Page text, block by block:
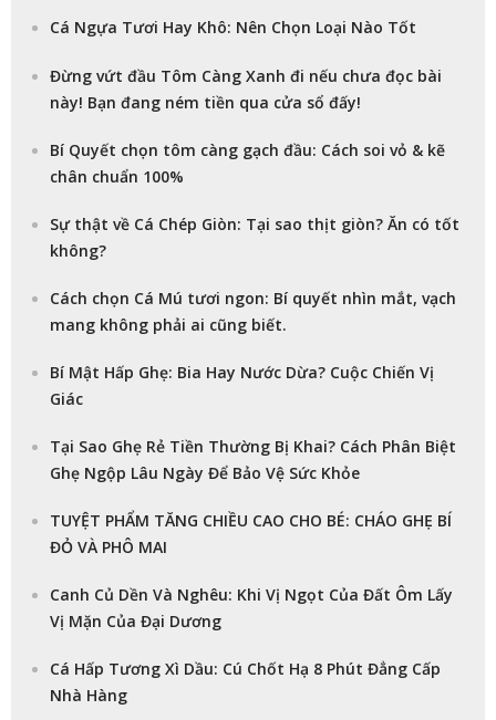
Cá Ngựa Tươi Hay Khô: Nên Chọn Loại Nào Tốt
Đừng vứt đầu Tôm Càng Xanh đi nếu chưa đọc bài
này! Bạn đang ném tiền qua cửa sổ đấy!
Bí Quyết chọn tôm càng gạch đầu: Cách soi vỏ & kẽ
chân chuẩn 100%
Sự thật về Cá Chép Giòn: Tại sao thịt giòn? Ăn có tốt
không?
Cách chọn Cá Mú tươi ngon: Bí quyết nhìn mắt, vạch
mang không phải ai cũng biết.
Bí Mật Hấp Ghẹ: Bia Hay Nước Dừa? Cuộc Chiến Vị
Giác
Tại Sao Ghẹ Rẻ Tiền Thường Bị Khai? Cách Phân Biệt
Ghẹ Ngộp Lâu Ngày Để Bảo Vệ Sức Khỏe
TUYỆT PHẨM TĂNG CHIỀU CAO CHO BÉ: CHÁO GHẸ BÍ
ĐỎ VÀ PHÔ MAI
Canh Củ Dền Và Nghêu: Khi Vị Ngọt Của Đất Ôm Lấy
Vị Mặn Của Đại Dương
Cá Hấp Tương Xì Dầu: Cú Chốt Hạ 8 Phút Đẳng Cấp
Nhà Hàng